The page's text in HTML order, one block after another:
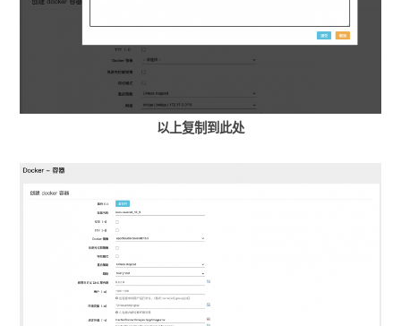
以上复制到此处